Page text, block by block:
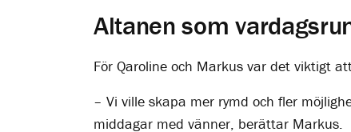
Altanen som
För Qaroline och Markus var det viktigt
– Vi ville skapa mer rymd och fler
middagar med vänner, berättar Markus.